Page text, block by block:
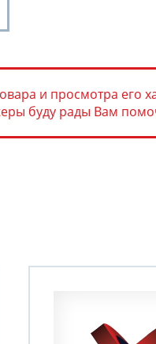
и просмотра его
буду рады Вам